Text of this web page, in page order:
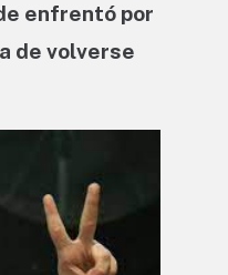
enfrentó por
de volverse